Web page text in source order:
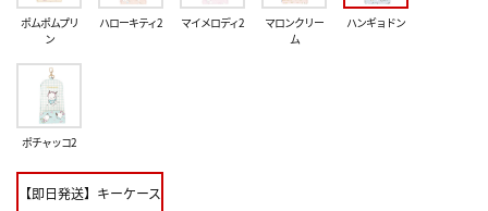
ポムポムプリ
ン
ハローキティ2 マイメロディ2
マロンクリー
ム
ハンギョドン
ポチャッコ2
【即日発送】キーケース